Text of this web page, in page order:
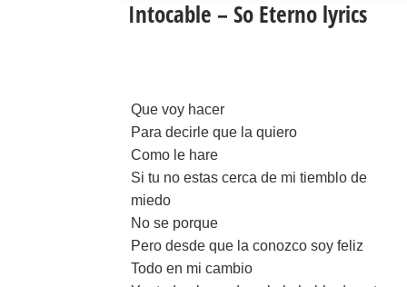
Intocable – So Eterno lyrics
Que voy hacer
Para decirle que la quiero
Como le hare
Si tu no estas cerca de mi tiemblo de
miedo
No se porque
Pero desde que la conozco soy feliz
Todo en mi cambio